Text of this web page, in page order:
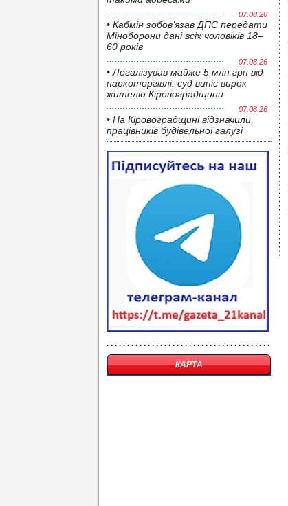
07.08.26
• Кабмін зобов’язав ДПС передати
Міноборони дані всіх чоловіків 18–
60 років
07.08.26
• Легалізував майже 5 млн грн від
наркоторгівлі: суд виніс вирок
жителю Кіровоградщини
07.08.26
• На Кіровоградщині відзначили
працівників будівельної галузі
КАРТА